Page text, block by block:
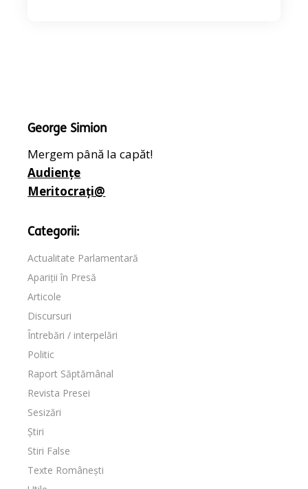
George Simion
Mergem până la capăt!
Audiențe
Meritocrați@
Categorii:
Actualitate Parlamentară
Apariții în Presă
Articole
Discursuri
Întrebări / interpelări
Politic
Raport Săptămânal
Revista Presei
Sesizări
Știri
Stiri False
Texte Românești